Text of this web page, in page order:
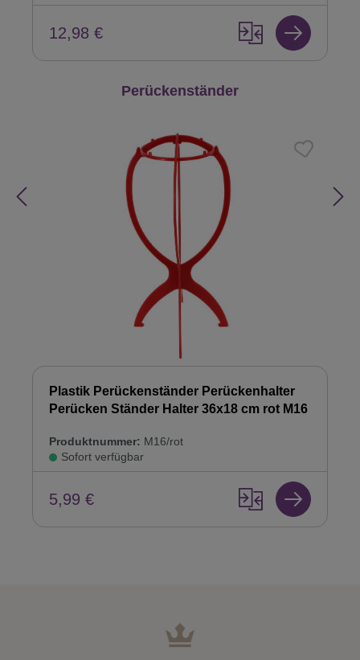
12,98 €
Produktgalerie überspringen
Perückenständer
Plastik Perückenständer Perückenhalter
Perücken Ständer Halter 36x18 cm rot M16
Produktnummer: M16/rot
Sofort verfügbar
5,99 €